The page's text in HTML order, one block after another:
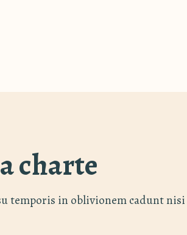
charte
temporis in oblivionem cadunt